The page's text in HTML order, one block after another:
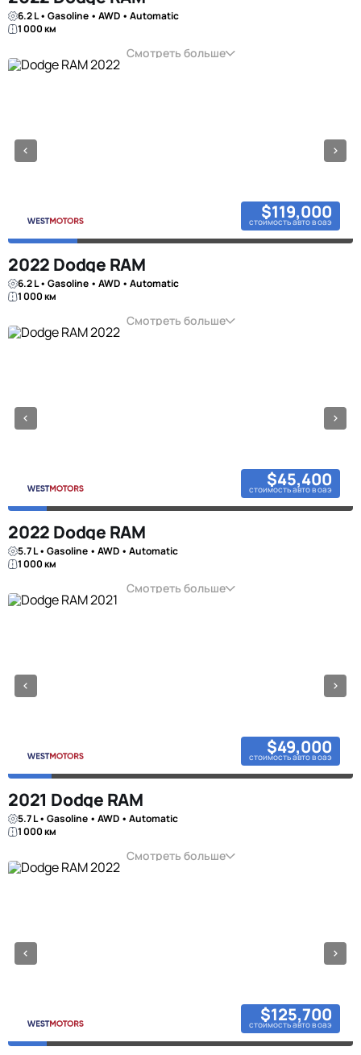
6.2 L • Gasoline • AWD • Automatic
1 000 км
Смотреть больше
$119,000
стоимость авто в оаэ
2022 Dodge RAM
6.2 L • Gasoline • AWD • Automatic
1 000 км
Смотреть больше
$45,400
стоимость авто в оаэ
2022 Dodge RAM
5.7 L • Gasoline • AWD • Automatic
1 000 км
Смотреть больше
$49,000
стоимость авто в оаэ
2021 Dodge RAM
5.7 L • Gasoline • AWD • Automatic
1 000 км
Смотреть больше
$125,700
стоимость авто в оаэ